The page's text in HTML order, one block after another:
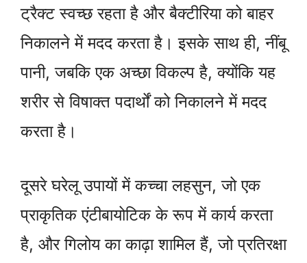
ट्रैक्ट स्वच्छ रहता है और बैक्टीरिया को बाहर
निकालने में मदद करता है। इसके साथ ही, नींबू
पानी, जबकि एक अच्छा विकल्प है, क्योंकि यह
शरीर से विषाक्त पदार्थों को निकालने में मदद
करता है।
दूसरे घरेलू उपायों में कच्चा लहसुन, जो एक
प्राकृतिक एंटीबायोटिक के रूप में कार्य करता
है, और गिलोय का काढ़ा शामिल हैं, जो प्रतिरक्षा